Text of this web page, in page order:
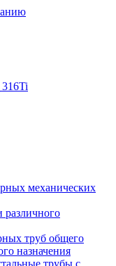
механических
различного
труб общего
назначения
трубы с